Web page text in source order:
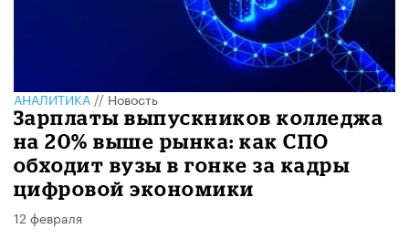
АНАЛИТИКА//Новость
Зарплаты выпускников колледжа
на 20% выше рынка: как СПО
обходит вузы в гонке за кадры
цифровой экономики
12 февраля